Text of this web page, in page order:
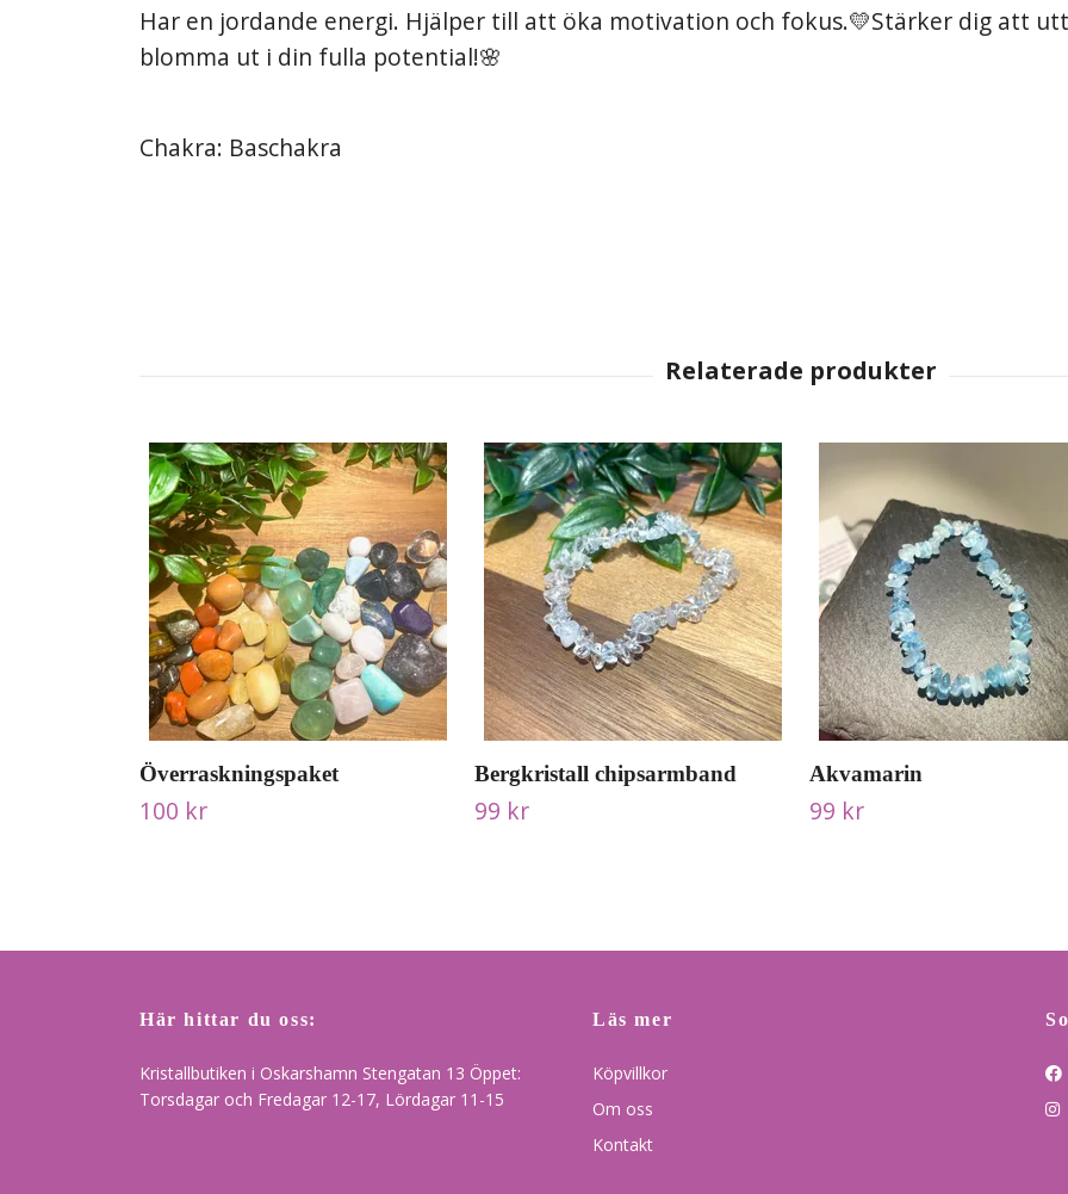
Har en jordande energi. Hjälper till att öka motivation och fokus.💛Stärker dig att
blomma ut i din fulla potential!🌸
Chakra: Baschakra
Överraskningspaket
100 kr
Bergkristall chipsarmband
99 kr
Akvamarin
99 kr
Här hittar du oss:
Kristallbutiken i Oskarshamn Stengatan 13 Öppet:
Torsdagar och Fredagar 12-17, Lördagar 11-15
Läs mer
Köpvillkor
Om oss
Kontakt